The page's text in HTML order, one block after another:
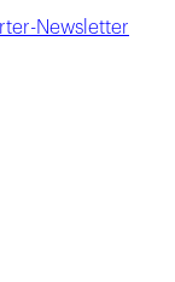
Newsletter